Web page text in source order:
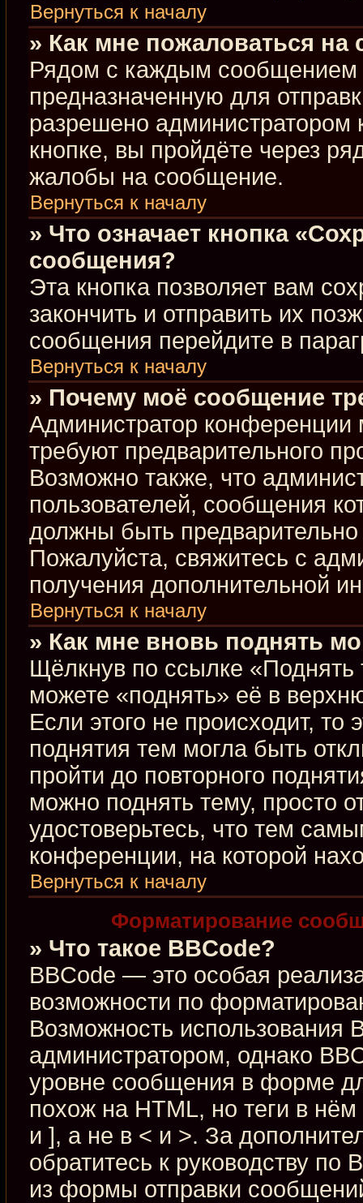
Вернуться к началу
» Как мне пожаловаться
Рядом с каждым сообщением
предназначенную для
разрешено
кнопке, вы пройдёте через
жалобы на сообщение.
Вернуться к началу
» Что означает кнопка
сообщения?
Эта кнопка позволяет вам
закончить и отправить их
сообщения перейдите в
Вернуться к началу
» Почему моё сообщение
Администратор
требуют предварительного
Возможно также, что
пользователей, сообщения
должны быть
Пожалуйста, свяжитесь с
получения дополнительной
Вернуться к началу
» Как мне вновь поднять
Щёлкнув по ссылке
можете «поднять» её в
Если этого не происходит, то
поднятия тем могла быть
пройти до повторного
можно поднять тему, просто
удостоверьтесь, что тем
конференции, на которой
Вернуться к началу
Форматирование
» Что такое BBCode?
BBCode — это особая
возможности по
Возможность использования
администратором, однако
уровне сообщения в форме
похож на HTML, но теги в
и ], а не в < и >. За
обратитесь к руководству по
из формы отправки